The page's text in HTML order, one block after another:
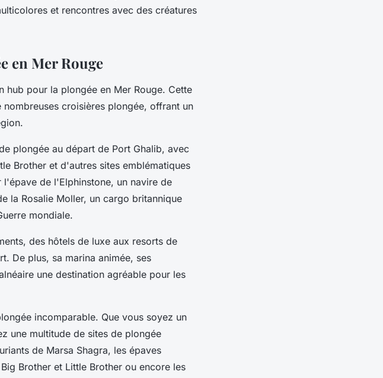
et rencontres avec des créatures
en Mer Rouge
hub pour la plongée en Mer Rouge. Cette
croisières plongée, offrant un
plongée au départ de Port Ghalib, avec
Brother et d'autres sites emblématiques
de l'Elphinstone, un navire de
la Rosalie Moller, un cargo britannique
mondiale.
des hôtels de luxe aux resorts de
De plus, sa marina animée, ses
une destination agréable pour les
incomparable. Que vous soyez un
une multitude de sites de plongée
de Marsa Shagra, les épaves
Brother et Little Brother ou encore les